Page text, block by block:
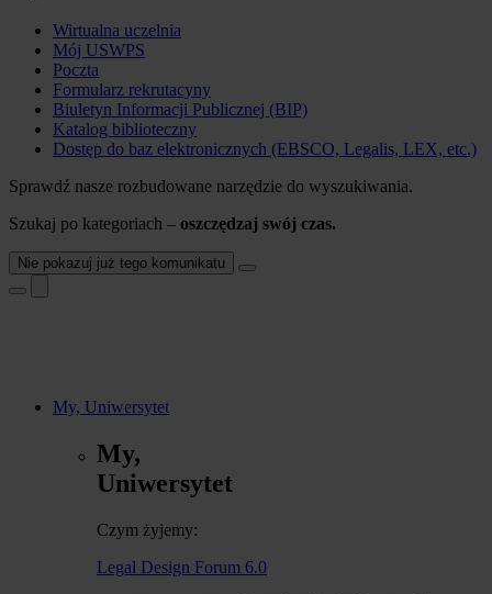
Wirtualna uczelnia
Mój USWPS
Poczta
Formularz rekrutacyny
Biuletyn Informacji Publicznej (BIP)
Katalog biblioteczny
Dostęp do baz elektronicznych (EBSCO, Legalis, LEX, etc.)
Sprawdź nasze rozbudowane narzędzie do wyszukiwania.
Szukaj po kategoriach – oszczędzaj swój czas.
Nie pokazuj już tego komunikatu
My, Uniwersytet
My,
Uniwersytet
Czym żyjemy:
Legal Design Forum 6.0